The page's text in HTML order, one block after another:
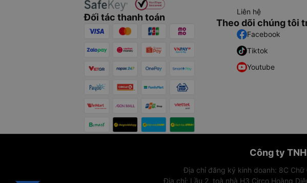
Đối tác thanh toán
Liên hệ
Theo dõi chúng tôi
Facebook
Tiktok
Youtube
Công ty
Địa chỉ đăng ký kinh doanh: 8C Chữ
Địa chỉ: Lầu 2, toà nhà H3 Circo Hoàng